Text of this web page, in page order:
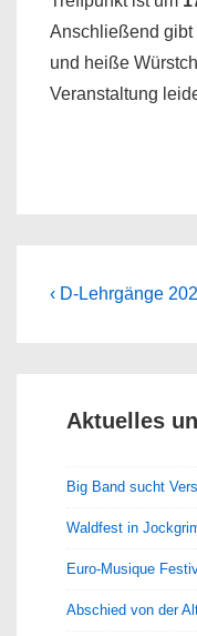
Anschließend gibt
und heiße
Veranstaltung
Previous
‹ D-Lehrgänge
Aktuelles
Big Band sucht
Waldfest in
Euro-Musique
Abschied von der